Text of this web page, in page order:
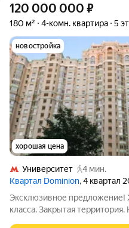
120 000 000 ₽
180 м² 4-комн. квартира 5
новостройка
хорошая цена
Университет
4 мин.
Квартал Dominion, 4 квартал
Эксклюзивное предложение! ЖК
класса. Закрытая